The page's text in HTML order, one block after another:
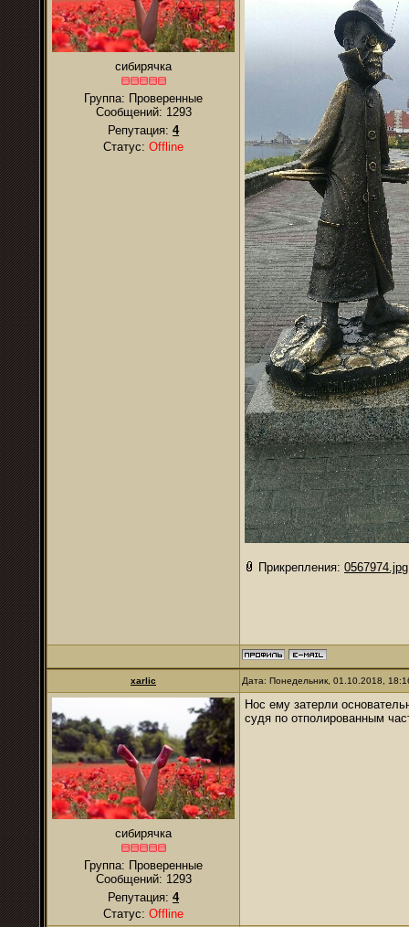
сибирячка
Группа: Проверенные
Сообщений: 1293
Репутация: 4
Статус: Offline
Прикрепления: 0567974.jpg
xarlic Дата: Понедельник, 01.10.2018,
сибирячка
Группа: Проверенные
Сообщений: 1293
Репутация: 4
Статус: Offline
Нос ему затерли
судя по отполированным